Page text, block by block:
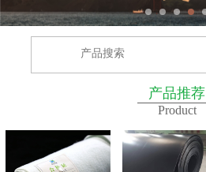
产品推荐
Product